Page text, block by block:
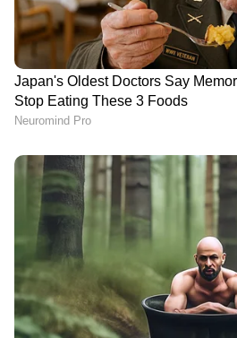
DOWNLOAD APP
സിനിമകളിൽ നിന്ന്
വരെ,Bigg Boss
Mollywood Celebrity news
Interview
വരെ — എല്ലാ
Newsഒരൊറ്റ ക്ലിക്കിൽ.
Movie Release ,Malayalam
Box Office Collection—
നിങ്ങളുടെ മുന്നിൽ.